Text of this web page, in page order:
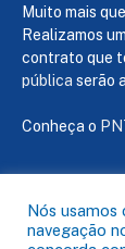
Muito mais que
Realizamos
contrato que
pública serão
Conheça o
Todos
Nós usamos
navegação